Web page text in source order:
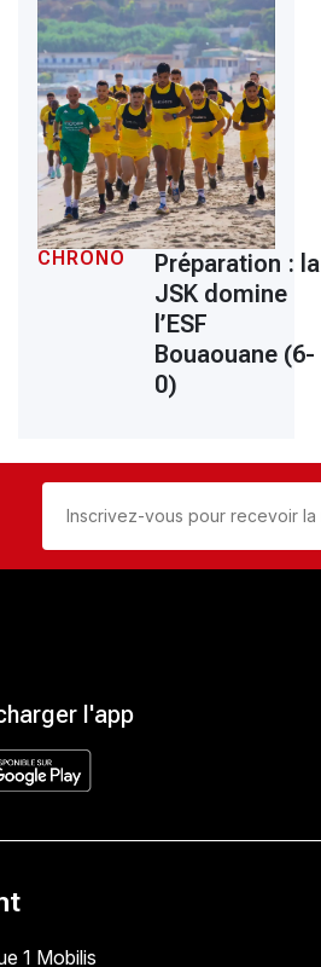
CHRONO
Préparation : la
JSK domine
l’ESF
Bouaouane (6-
0)
l'app
1 Mobilis